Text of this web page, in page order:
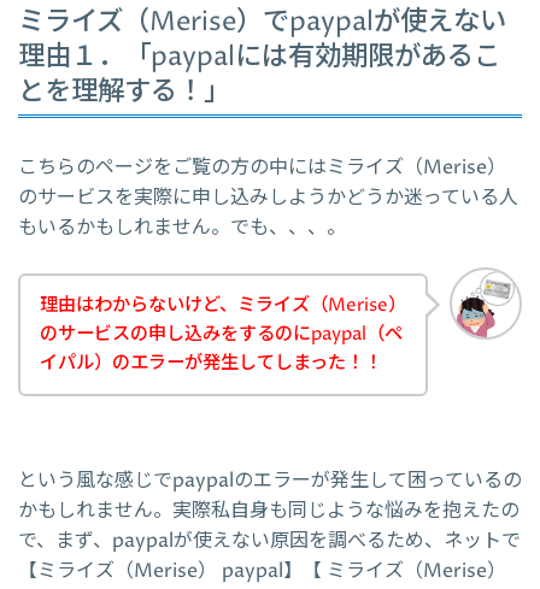
ミライズ（Merise）でpaypalが使えない
理由１．「paypalには有効期限があるこ
とを理解する！」
こちらのページをご覧の方の中にはミライズ（Merise）
のサービスを実際に申し込みしようかどうか迷っている人
もいるかもしれません。でも、、、。
理由はわからないけど、ミライズ（Merise）
のサービスの申し込みをするのにpaypal（ペ
イパル）のエラーが発生してしまった！！
という風な感じでpaypalのエラーが発生して困っているの
かもしれません。実際私自身も同じような悩みを抱えたの
で、まず、paypalが使えない原因を調べるため、ネットで
【ミライズ（Merise） paypal】【 ミライズ（Merise）